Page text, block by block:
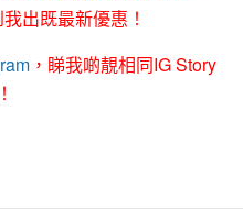
出既最新優惠！
，睇我啲靚相同IG Story